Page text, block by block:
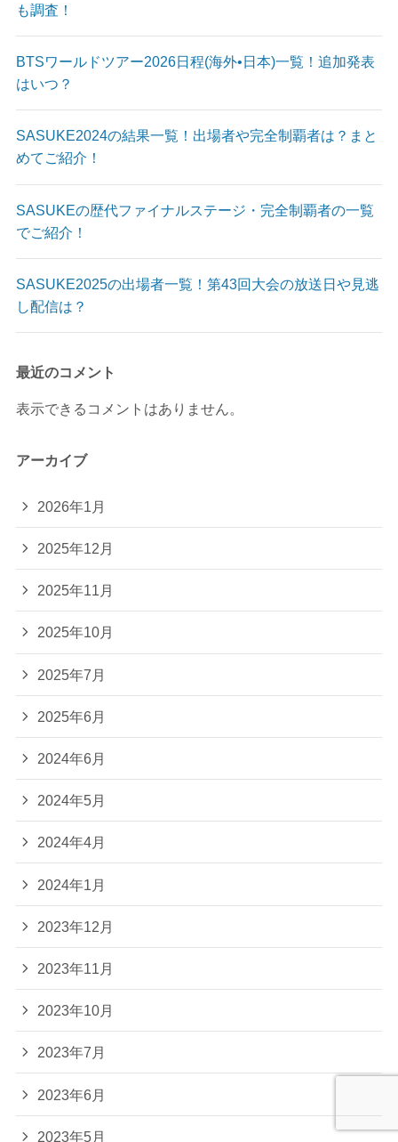
も調査！
BTSワールドツアー2026日程(海外•日本)一覧！追加発表
はいつ？
SASUKE2024の結果一覧！出場者や完全制覇者は？まと
めてご紹介！
SASUKEの歴代ファイナルステージ・完全制覇者の一覧
でご紹介！
SASUKE2025の出場者一覧！第43回大会の放送日や見逃
し配信は？
最近のコメント
表示できるコメントはありません。
アーカイブ
2026年1月
2025年12月
2025年11月
2025年10月
2025年7月
2025年6月
2024年6月
2024年5月
2024年4月
2024年1月
2023年12月
2023年11月
2023年10月
2023年7月
2023年6月
2023年5月